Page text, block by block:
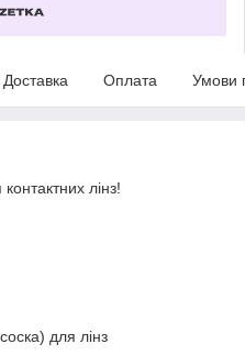
Доставка Оплата Умови
лінз!
для лінз